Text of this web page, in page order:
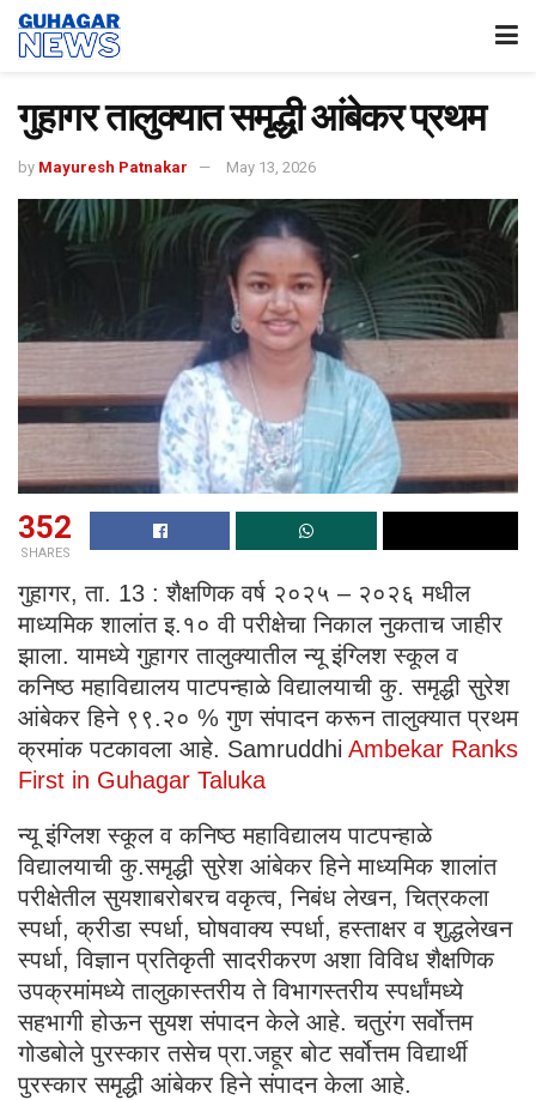
गुहागर तालुक्यात समृद्धी आंबेकर प्रथम
by Mayuresh Patnakar May 13, 2026
352
SHARES
गुहागर, ता. 13 : शैक्षणिक वर्ष २०२५ – २०२६ मधील
माध्यमिक शालांत इ.१० वी परीक्षेचा निकाल नुकताच जाहीर
झाला. यामध्ये गुहागर तालुक्यातील न्यू इंग्लिश स्कूल व
कनिष्ठ महाविद्यालय पाटपन्हाळे विद्यालयाची कु. समृद्धी सुरेश
आंबेकर हिने ९९.२० % गुण संपादन करून तालुक्यात प्रथम
क्रमांक पटकावला आहे. Samruddhi Ambekar Ranks
First in Guhagar Taluka
न्यू इंग्लिश स्कूल व कनिष्ठ महाविद्यालय पाटपन्हाळे
विद्यालयाची कु.समृद्धी सुरेश आंबेकर हिने माध्यमिक शालांत
परीक्षेतील सुयशाबरोबरच वकृत्व, निबंध लेखन, चित्रकला
स्पर्धा, क्रीडा स्पर्धा, घोषवाक्य स्पर्धा, हस्ताक्षर व शुद्धलेखन
स्पर्धा, विज्ञान प्रतिकृती सादरीकरण अशा विविध शैक्षणिक
उपक्रमांमध्ये तालुकास्तरीय ते विभागस्तरीय स्पर्धांमध्ये
सहभागी होऊन सुयश संपादन केले आहे. चतुरंग सर्वोत्तम
गोडबोले पुरस्कार तसेच प्रा.जहूर बोट सर्वोत्तम विद्यार्थी
पुरस्कार समृद्धी आंबेकर हिने संपादन केला आहे.